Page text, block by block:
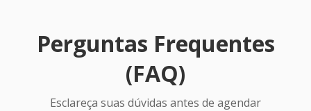
Perguntas Frequentes
(FAQ)
Esclareça suas dúvidas antes de agendar